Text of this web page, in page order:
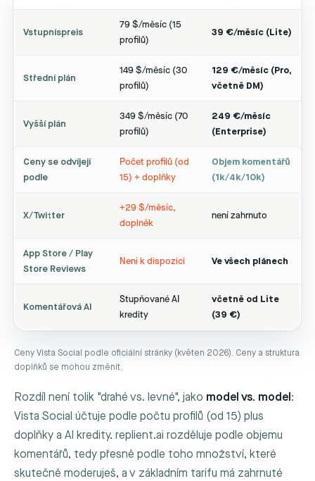
Vstupníspreis
79 $/měsíc (15
profilů)
39 €/měsíc (Lite)
Střední plán
149 $/měsíc (30
profilů)
129 €/měsíc (Pro,
včetně DM)
Vyšší plán
349 $/měsíc (70
profilů)
249 €/měsíc
(Enterprise)
Ceny se odvíjejí
podle
Počet profilů (od
15) + doplňky
Objem komentářů
(1k/4k/10k)
X/Twitter
+29 $/měsíc,
doplněk
není zahrnuto
App Store / Play
Store Reviews
Není k dispozici Ve všech plánech
Komentářová AI
Stupňované AI
kredity
včetně od Lite
(39 €)
Ceny Vista Social podle oficiální stránky (květen 2026). Ceny a struktura
doplňků se mohou změnit.
Rozdíl není tolik "drahé vs. levné", jako model vs. model :
Vista Social účtuje podle počtu profilů (od 15) plus
doplňky a AI kredity. replient.ai rozděluje podle objemu
komentářů, tedy přesně podle toho množství, které
skutečně moderuješ, a v základním tarifu má zahrnuté